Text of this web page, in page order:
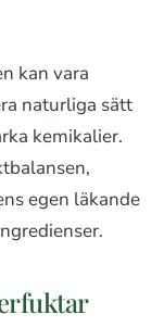
kan vara
naturliga sätt
kemikalier.
egen läkande